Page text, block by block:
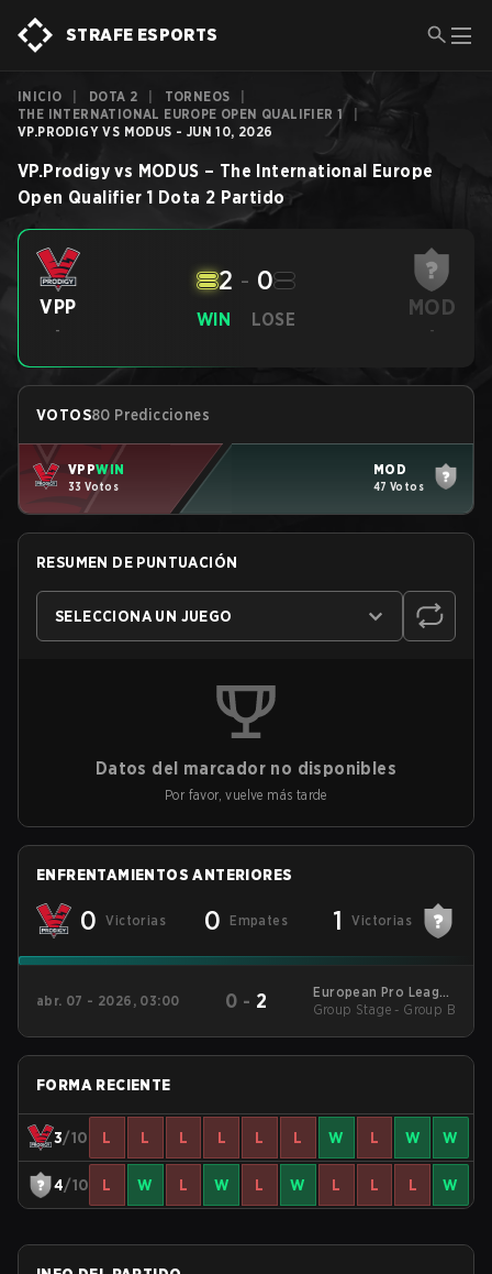
STRAFE ESPORTS
INICIO DOTA 2 TORNEOS
THE INTERNATIONAL EUROPE OPEN QUALIFIER 1
VP.PRODIGY VS MODUS - JUN 10, 2026
VP.Prodigy vs MODUS – The International Europe
Open Qualifier 1 Dota 2 Partido
VPP
-
WIN
2 - 0
LOSE MOD
-
VOTOS80 Predicciones
VPPWIN
33 Votos
MOD
47 Votos
RESUMEN DE PUNTUACIÓN
SELECCIONA UN JUEGO
Datos del marcador no disponibles
Por favor, vuelve más tarde
ENFRENTAMIENTOS ANTERIORES
0 Victorias 0 Empates 1 Victorias
abr. 07 - 2026, 03:00 0 - 2
European Pro League
Season 36 2026
Group Stage - Group B
FORMA RECIENTE
3/10 L L L L L L W L W W
4/10 L W L W L W L L L W